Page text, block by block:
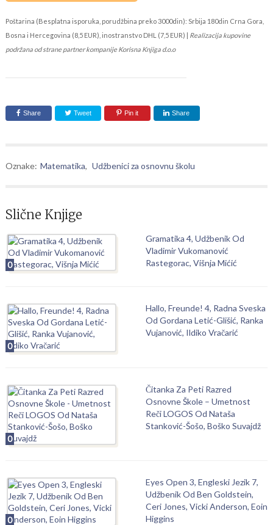
Poštarina (Besplatna isporuka, porudžbina preko 3000din): Srbija 180din Crna Gora,
Bosna i Hercegovina (8,5 EUR), inostranstvo DHL (7,5 EUR) | Realizacija kupovine
podržana od strane partner kompanije Korisna Knjiga d.o.o
Share Tweet Pin it Share
Oznake: Matematika, Udžbenici za osnovnu školu
Slične Knjige
0
Gramatika 4, Udžbenik Od
Vladimir Vukomanović
Rastegorac, Višnja Mićić
0
Hallo, Freunde! 4, Radna Sveska
Od Gordana Letić-Glišić, Ranka
Vujanović, Ildiko Vračarić
0
Čitanka Za Peti Razred
Osnovne Škole – Umetnost
Reči LOGOS Od Nataša
Stanković-Šošo, Boško Suvajdž
0
Eyes Open 3, Engleski Jezik 7,
Udžbenik Od Ben Goldstein,
Ceri Jones, Vicki Anderson, Eoin
Higgins